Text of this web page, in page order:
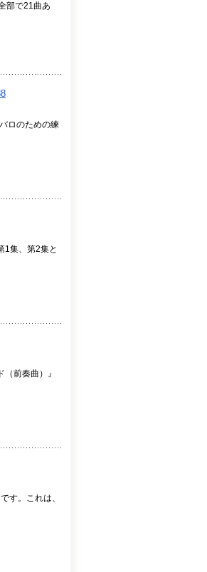
部で21曲あ
ロのための練
1集、第2集と
前奏曲）』
す。これは、